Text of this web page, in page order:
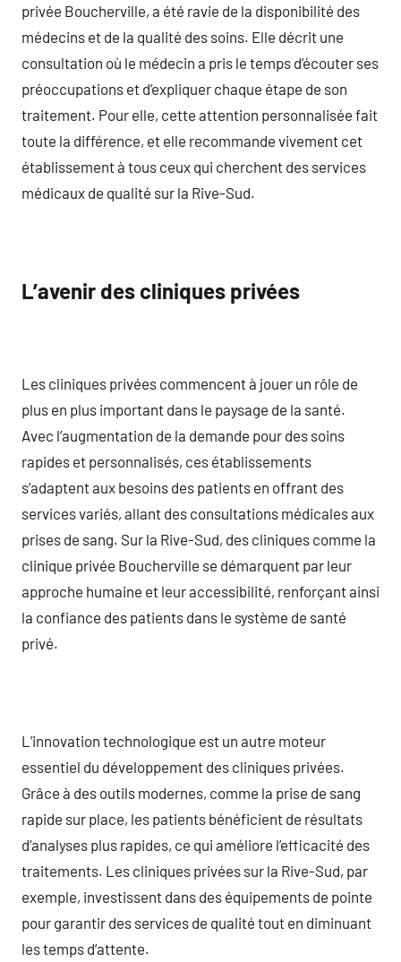
privée Boucherville, a été ravie de la disponibilité des
médecins et de la qualité des soins. Elle décrit une
consultation où le médecin a pris le temps d’écouter ses
préoccupations et d’expliquer chaque étape de son
traitement. Pour elle, cette attention personnalisée fait
toute la différence, et elle recommande vivement cet
établissement à tous ceux qui cherchent des services
médicaux de qualité sur la Rive-Sud.
L’avenir des cliniques privées
Les cliniques privées commencent à jouer un rôle de
plus en plus important dans le paysage de la santé.
Avec l’augmentation de la demande pour des soins
rapides et personnalisés, ces établissements
s’adaptent aux besoins des patients en offrant des
services variés, allant des consultations médicales aux
prises de sang. Sur la Rive-Sud, des cliniques comme la
clinique privée Boucherville se démarquent par leur
approche humaine et leur accessibilité, renforçant ainsi
la confiance des patients dans le système de santé
privé.
L’innovation technologique est un autre moteur
essentiel du développement des cliniques privées.
Grâce à des outils modernes, comme la prise de sang
rapide sur place, les patients bénéficient de résultats
d’analyses plus rapides, ce qui améliore l’efficacité des
traitements. Les cliniques privées sur la Rive-Sud, par
exemple, investissent dans des équipements de pointe
pour garantir des services de qualité tout en diminuant
les temps d’attente.